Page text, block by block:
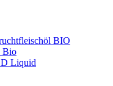
BIO
Bio
Liquid